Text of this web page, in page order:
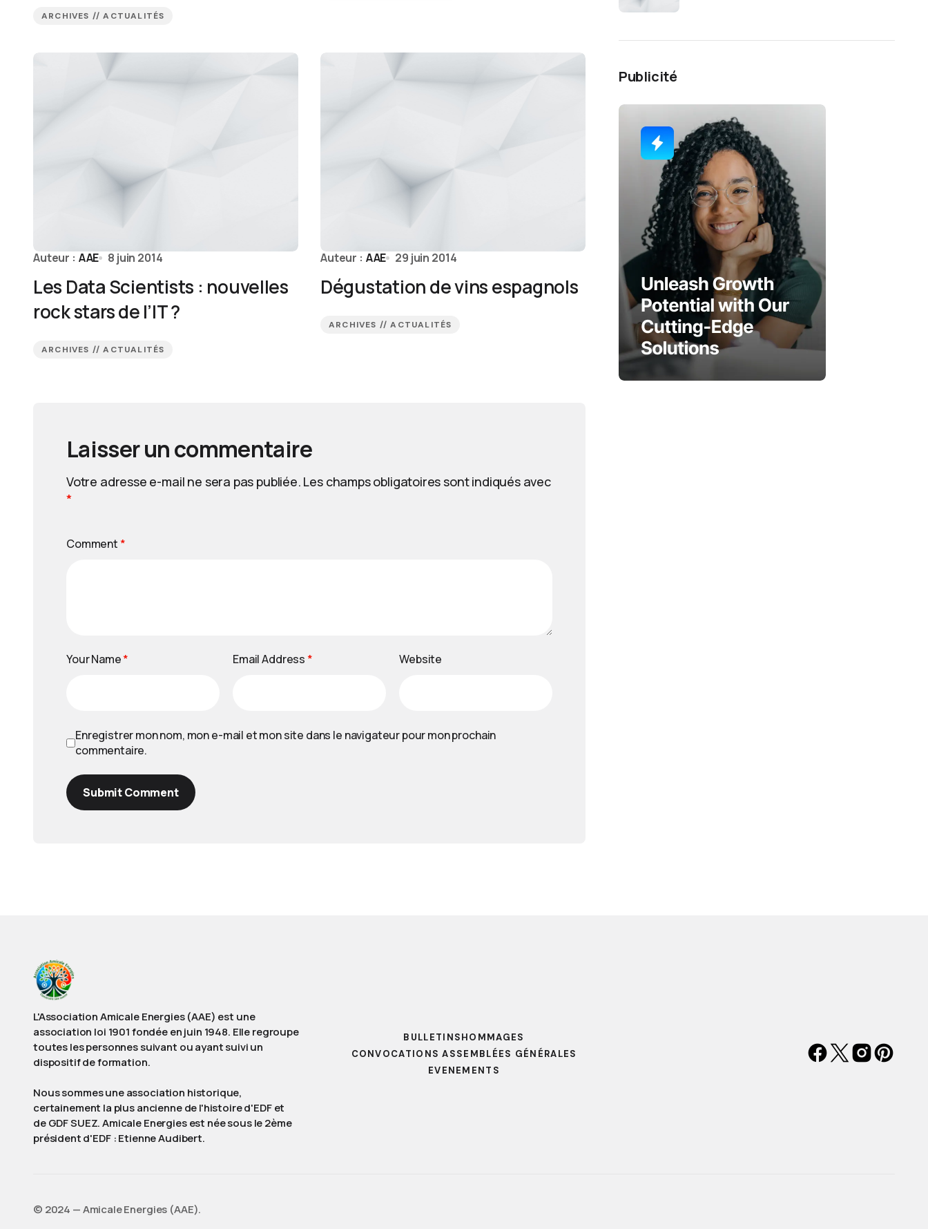
ARCHIVES // ACTUALITÉS
Auteur : AAE 8 juin 2014
Les Data Scientists : nouvelles
rock stars de l’IT ?
ARCHIVES // ACTUALITÉS
Auteur : AAE 29 juin 2014
Dégustation de vins espagnols
ARCHIVES // ACTUALITÉS
Laisser un commentaire
Votre adresse e-mail ne sera pas publiée. Les champs obligatoires sont indiqués avec
*
Comment *
Your Name* Email Address * Website
Enregistrer mon nom, mon e-mail et mon site dans le navigateur pour mon prochain
commentaire.
Submit Comment
Publicité
L'Association Amicale Energies (AAE) est une
association loi 1901 fondée en juin 1948. Elle regroupe
toutes les personnes suivant ou ayant suivi un
dispositif de formation.
Nous sommes une association historique,
certainement la plus ancienne de l'histoire d'EDF et
de GDF SUEZ. Amicale Energies est née sous le 2ème
président d'EDF : Etienne Audibert.
BULLETINSHOMMAGES
CONVOCATIONS ASSEMBLÉES GÉNÉRALES
EVENEMENTS
©️ 2024 — Amicale Energies (AAE).